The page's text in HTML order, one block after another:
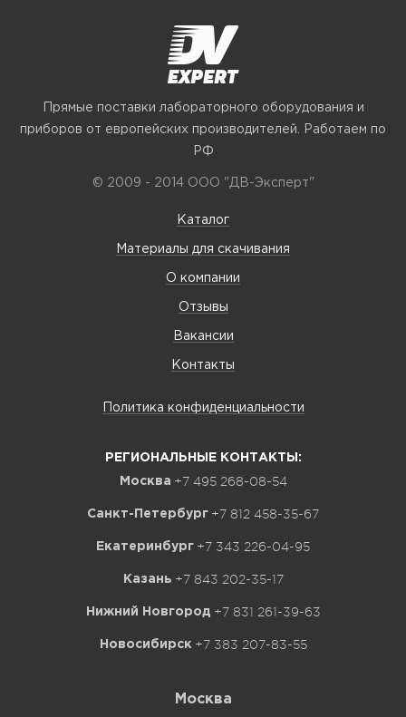
Прямые поставки лабораторного оборудования и
приборов от европейских производителей. Работаем по
РФ
© 2009 - 2014 ООО "ДВ-Эксперт"
Каталог
Материалы для скачивания
О компании
Отзывы
Вакансии
Контакты
Политика конфиденциальности
РЕГИОНАЛЬНЫЕ КОНТАКТЫ:
Москва +7 495 268-08-54
Санкт-Петербург +7 812 458-35-67
Екатеринбург +7 343 226-04-95
Казань +7 843 202-35-17
Нижний Новгород +7 831 261-39-63
Новосибирск +7 383 207-83-55
Москва